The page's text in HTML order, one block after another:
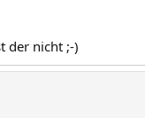
der nicht ;-)